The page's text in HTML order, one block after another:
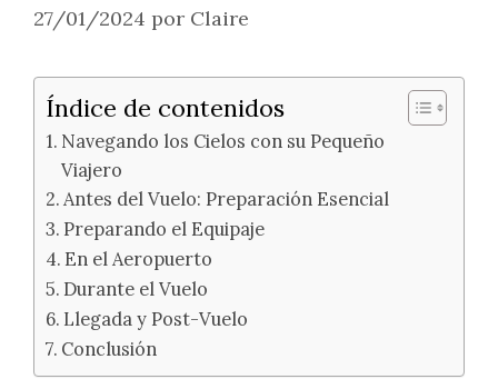
27/01/2024 por Claire
Índice de contenidos
Navegando los Cielos con su Pequeño
Viajero
Antes del Vuelo: Preparación Esencial
Preparando el Equipaje
En el Aeropuerto
Durante el Vuelo
Llegada y Post-Vuelo
Conclusión